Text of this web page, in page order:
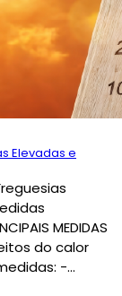
Elevadas e
MEDIDAS
do calor
-...